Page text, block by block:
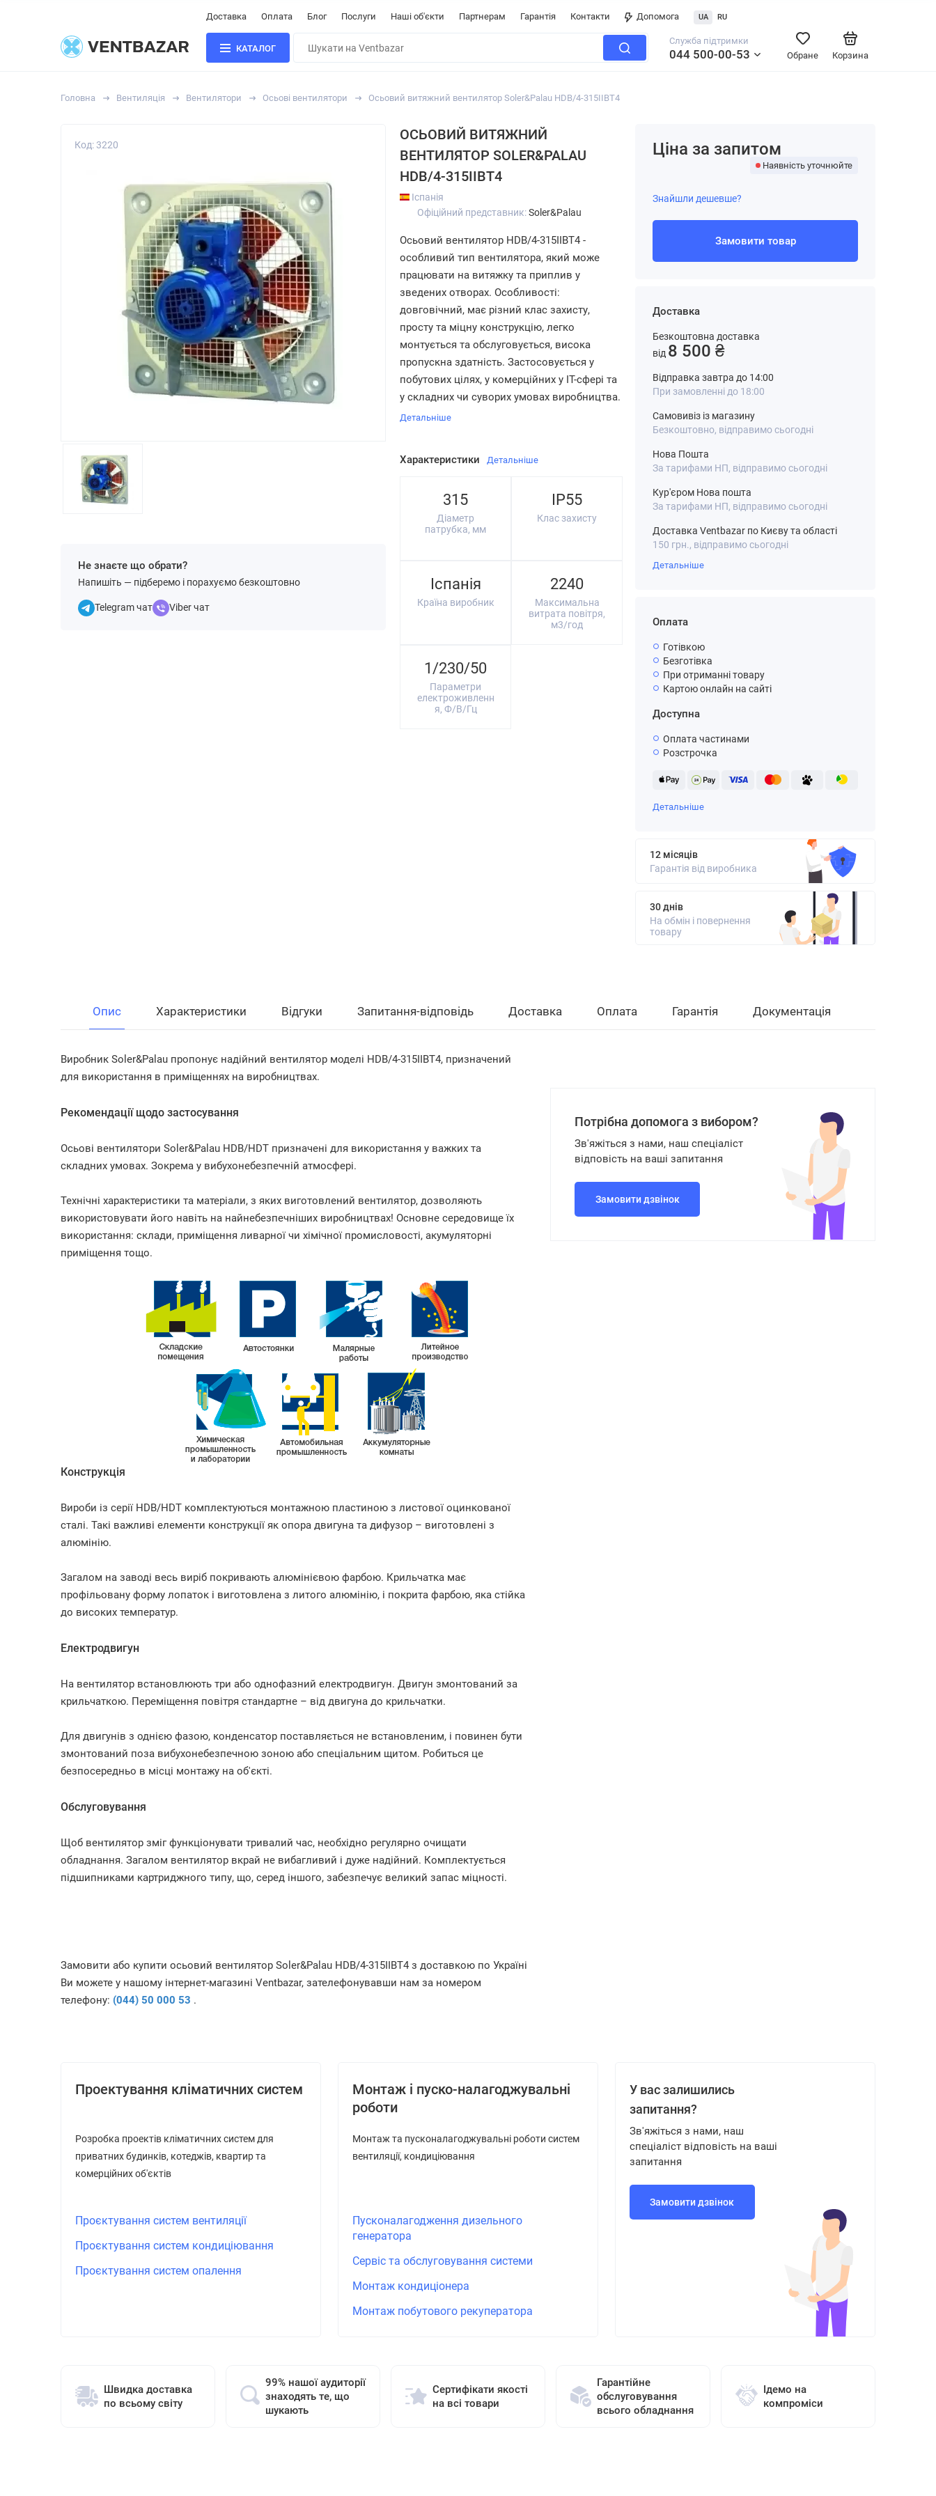
Доставка Оплата Блог Послуги Наші об'єкти Партнерам Гарантія Контакти Допомога UA RU
КАТАЛОГ
Служба підтримки
044 500-00-53 Корзина
Обране
Головна Вентиляція Вентилятори Осьові вентилятори Осьовий витяжний вентилятор Soler&Palau HDB/4-315IIBT4
Код: 3220
Не знаєте що обрати?
Напишіть — підберемо і порахуємо безкоштовно
Telegram чат Viber чат
ОСЬОВИЙ ВИТЯЖНИЙ
ВЕНТИЛЯТОР SOLER&PALAU
HDB/4-315IIBT4
Іспанія
Офіційний представник:Soler&Palau
Осьовий вентилятор HDB/4-315IIBT4 -
особливий тип вентилятора, який може
працювати на витяжку та приплив у
зведених отворах. Особливості:
довговічний, має різний клас захисту,
просту та міцну конструкцію, легко
монтується та обслуговується, висока
пропускна здатність. Застосовується у
побутових цілях, у комерційних у IT-сфері та
у складних чи суворих умовах виробництва.
Детальніше
Характеристики Детальніше
315
Діаметр
патрубка, мм
IP55
Клас захисту
Іспанія
Країна виробник
2240
Максимальна
витрата повітря,
м3/год
1/230/50
Параметри
електроживленн
я, Ф/В/Гц
Ціна за запитом
Наявність уточнюйте
Знайшли дешевше?
Замовити товар
Доставка
Безкоштовна доставка
від 8 500 ₴
Відправка завтра до 14:00
При замовленні до 18:00
Самовивіз із магазину
Безкоштовно, відправимо сьогодні
Нова Пошта
За тарифами НП, відправимо сьогодні
Кур'єром Нова пошта
За тарифами НП, відправимо сьогодні
Доставка Ventbazar по Києву та області
150 грн., відправимо сьогодні
Детальніше
Оплата
Готівкою
Безготівка
При отриманні товару
Картою онлайн на сайті
Доступна
Оплата частинами
Розстрочка
Детальніше
12 місяців
Гарантія від виробника
30 днів
На обмін і повернення
товару
Опис Характеристики Відгуки Запитання-відповідь Доставка Оплата Гарантія Документація
Виробник Soler&Palau пропонує надійний вентилятор моделі HDB/4-315IIBT4, призначений
для використання в приміщеннях на виробництвах.
Рекомендації щодо застосування
Осьові вентилятори Soler&Palau HDB/HDT призначені для використання у важких та
складних умовах. Зокрема у вибухонебезпечній атмосфері.
Технічні характеристики та матеріали, з яких виготовлений вентилятор, дозволяють
використовувати його навіть на найнебезпечніших виробництвах! Основне середовище їх
використання: склади, приміщення ливарної чи хімічної промисловості, акумуляторні
приміщення тощо.
Конструкція
Вироби із серії HDB/HDT комплектуються монтажною пластиною з листової оцинкованої
сталі. Такі важливі елементи конструкції як опора двигуна та дифузор – виготовлені з
алюмінію.
Загалом на заводі весь виріб покривають алюмінієвою фарбою. Крильчатка має
профільовану форму лопаток і виготовлена з литого алюмінію, і покрита фарбою, яка стійка
до високих температур.
Електродвигун
На вентилятор встановлюють три або однофазний електродвигун. Двигун змонтований за
крильчаткою. Переміщення повітря стандартне – від двигуна до крильчатки.
Для двигунів з однією фазою, конденсатор поставляється не встановленим, і повинен бути
змонтований поза вибухонебезпечною зоною або спеціальним щитом. Робиться це
безпосередньо в місці монтажу на об'єкті.
Обслуговування
Щоб вентилятор зміг функціонувати тривалий час, необхідно регулярно очищати
обладнання. Загалом вентилятор вкрай не вибагливий і дуже надійний. Комплектується
підшипниками картриджного типу, що, серед іншого, забезпечує великий запас міцності.
Замовити або купити осьовий вентилятор Soler&Palau HDB/4-315IIBT4 з доставкою по Україні
Ви можете у нашому інтернет-магазині Ventbazar, зателефонувавши нам за номером
телефону: (044) 50 000 53 .
Потрібна допомога з вибором?
Зв'яжіться з нами, наш спеціаліст
відповість на ваші запитання
Замовити дзвінок
Проектування кліматичних систем
Розробка проектів кліматичних систем для
приватних будинків, котеджів, квартир та
комерційних об'єктів
Проєктування систем вентиляції
Проєктування систем кондиціювання
Проєктування систем опалення
Монтаж і пуско-налагоджувальні
роботи
Монтаж та пусконалагоджувальні роботи систем
вентиляції, кондиціювання
Пусконалагодження дизельного
генератора
Сервіс та обслуговування системи
Монтаж кондиціонера
Монтаж побутового рекуператора
У вас залишились
запитання?
Зв'яжіться з нами, наш
спеціаліст відповість на ваші
запитання
Замовити дзвінок
Швидка доставка
по всьому світу
99% нашої аудиторії
знаходять те, що
шукають
Сертифікати якості
на всі товари
Гарантійне
обслуговування
всього обладнання
Ідемо на
компроміси